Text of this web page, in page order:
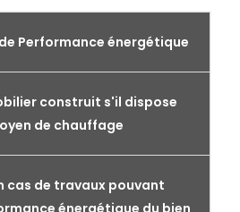
Performance énergétique
construit s'il dispose
de chauffage
cas de travaux pouvant